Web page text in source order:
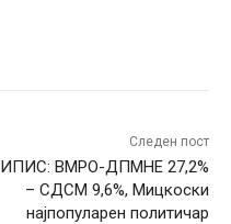
Следен пост
ИПИС: ВМРО-ДПМНЕ 27,2%
– СДСМ 9,6%, Мицкоски
најпопуларен политичар